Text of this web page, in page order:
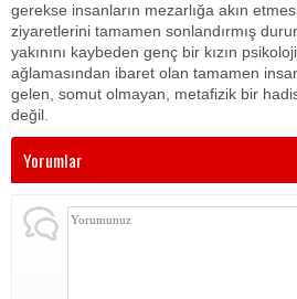
gerekse insanların mezarlığa akın
ziyaretlerini tamamen sonlandırmış
yakınını kaybeden genç bir kızın
ağlamasından ibaret olan tamamen
gelen, somut olmayan, metafizik bir
değil.
Yorumlar